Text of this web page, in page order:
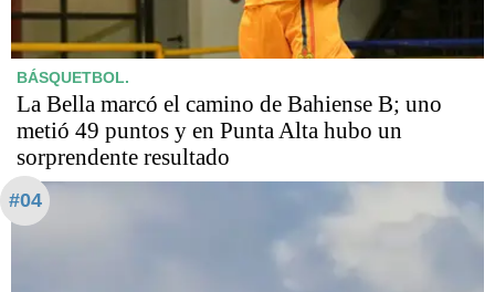
BÁSQUETBOL.
La Bella marcó el camino de Bahiense B; uno
metió 49 puntos y en Punta Alta hubo un
sorprendente resultado
#04